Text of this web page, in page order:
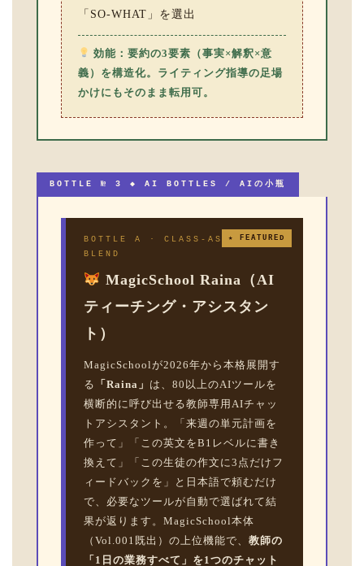
「SO-WHAT」を選出
効能：要約の3要素（事実×解釈×意
義）を構造化。ライティング指導の足場
かけにもそのまま転用可。
BOTTLE № 3 ◆ AI BOTTLES / AIの小瓶
★ FEATURED
BOTTLE A · CLASS-ASSISTANT
BLEND
MagicSchool Raina（AI
ティーチング・アシスタン
ト）
MagicSchoolが2026年から本格展開す
る 「Raina」 は、80以上のAIツールを
横断的に呼び出せる教師専用AIチャッ
トアシスタント。「来週の単元計画を
作って」「この英文をB1レベルに書き
換えて」「この生徒の作文に3点だけフ
ィードバックを」と日本語で頼むだけ
で、必要なツールが自動で選ばれて結
果が返ります。MagicSchool本体
（Vol.001既出）の上位機能で、 教師の
「1日の業務すべて」を1つのチャット